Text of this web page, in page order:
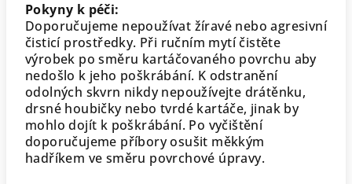
Pokyny k péči:
Doporučujeme nepoužívat žíravé nebo agresivní
čisticí prostředky. Při ručním mytí čistěte
výrobek po směru kartáčovaného povrchu aby
nedošlo k jeho poškrábání. K odstranění
odolných skvrn nikdy nepoužívejte drátěnku,
drsné houbičky nebo tvrdé kartáče, jinak by
mohlo dojít k poškrábání. Po vyčištění
doporučujeme příbory osušit měkkým
hadříkem ve směru povrchové úpravy.